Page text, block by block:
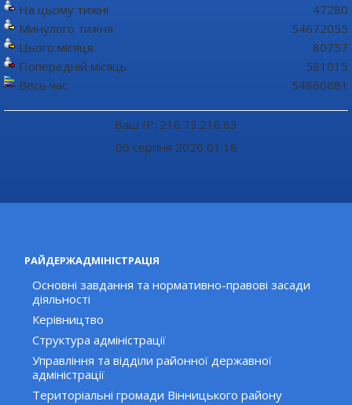
На цьому тижні
Минулого тижня
Цього місяця
Попередній місяць
Весь час
47280
54672055
80757
581015
54860681
Ваш IP: 216.73.216.63
06 серпня 2026 01:18
РАЙДЕРЖАДМІНІСТРАЦІЯ
Основні завдання та нормативно-правові засади
діяльності
Керівництво
Структура адміністрації
Управління та відділи районної державної
адміністрації
Територіальні громади Вінницького району